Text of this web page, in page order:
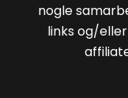
nogle
links og/